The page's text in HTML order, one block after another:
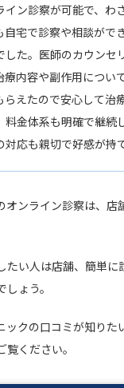
イン診察が可能で、わ
自宅で診察や相談がで
した。医師のカウンセ
療内容や副作用につい
らえたので安心して治
料金体系も明確で継続
対応も親切で好感が持
オンライン診察は、店
たい人は店舗、簡単に
ょう。
ックの口コミが知りた
覧ください。